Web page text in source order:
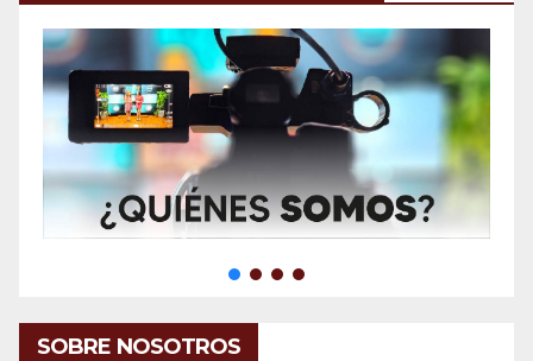
SOBRE NOSOTROS